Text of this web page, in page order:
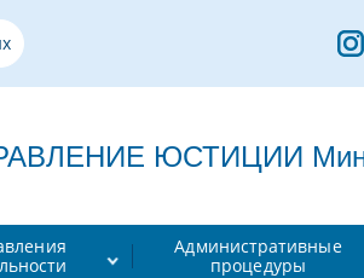
ЮСТИЦИИ
Административные
процедуры